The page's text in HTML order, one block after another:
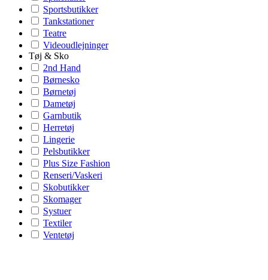
Sportsbutikker
Tankstationer
Teatre
Videoudlejninger
Tøj & Sko
2nd Hand
Børnesko
Børnetøj
Dametøj
Garnbutik
Herretøj
Lingerie
Pelsbutikker
Plus Size Fashion
Renseri/Vaskeri
Skobutikker
Skomager
Systuer
Textiler
Ventetøj